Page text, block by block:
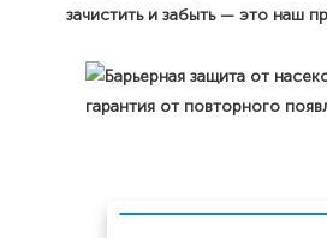
зачистить и забыть — это наш